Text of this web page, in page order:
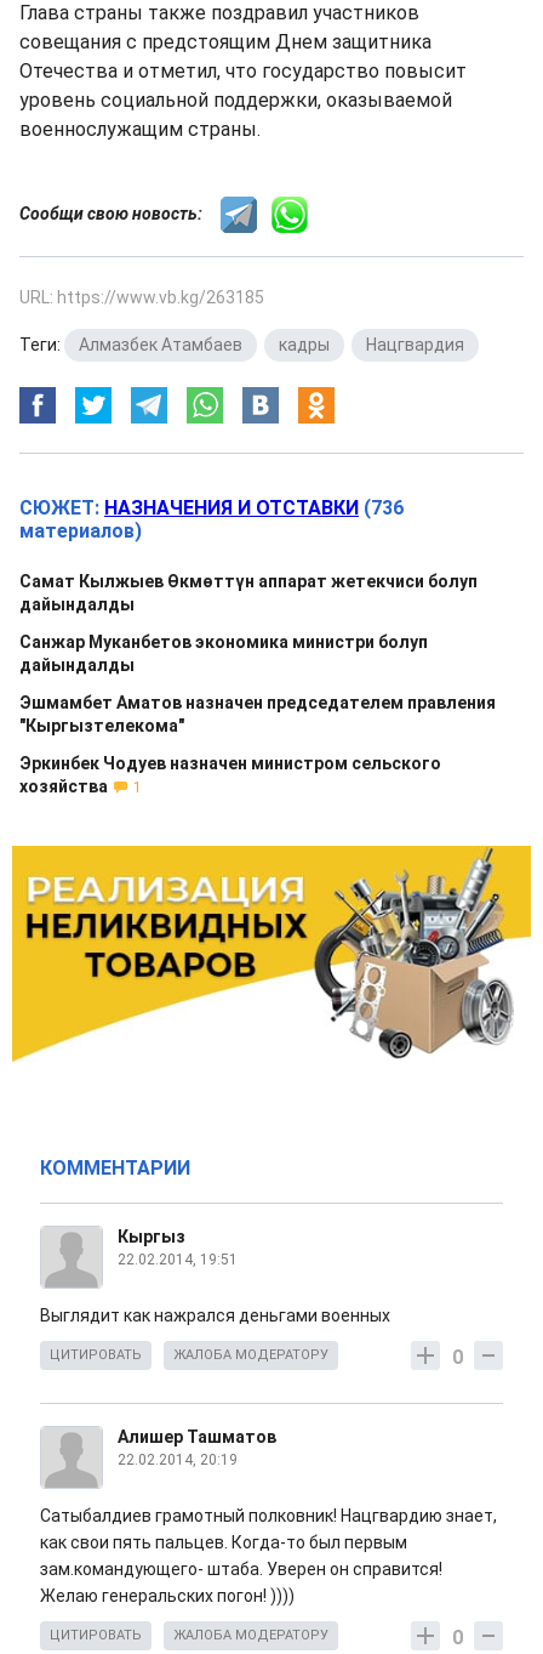
Глава страны также поздравил участников
совещания с предстоящим Днем защитника
Отечества и отметил, что государство повысит
уровень социальной поддержки, оказываемой
военнослужащим страны.
Сообщи свою новость:
URL: https://www.vb.kg/263185
Теги: Алмазбек Атамбаев кадры Нацгвардия
СЮЖЕТ: НАЗНАЧЕНИЯ И ОТСТАВКИ (736
материалов)
Самат Кылжыев Өкмөттүн аппарат жетекчиси болуп
дайындалды
Санжар Муканбетов экономика министри болуп
дайындалды
Эшмамбет Аматов назначен председателем правления
"Кыргызтелекома"
Эркинбек Чодуев назначен министром сельского
хозяйства
1
КОММЕНТАРИИ
Кыргыз
22.02.2014, 19:51
Выглядит как нажрался деньгами военных
0
ЦИТИРОВАТЬ ЖАЛОБА МОДЕРАТОРУ
Алишер Ташматов
22.02.2014, 20:19
Сатыбалдиев грамотный полковник! Нацгвардию знает,
как свои пять пальцев. Когда-то был первым
зам.командующего- штаба. Уверен он справится!
Желаю генеральских погон! ))))
0
ЦИТИРОВАТЬ ЖАЛОБА МОДЕРАТОРУ